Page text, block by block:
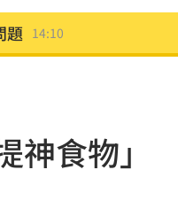
14:08
14:01神食物